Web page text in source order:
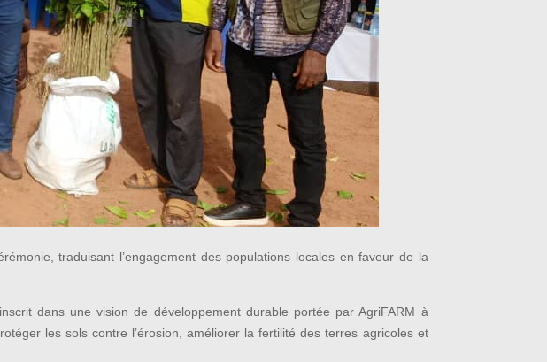
traduisant l’engagement des populations locales en faveur de la
dans une vision de développement durable portée par AgriFARM à
les sols contre l’érosion, améliorer la fertilité des terres agricoles et